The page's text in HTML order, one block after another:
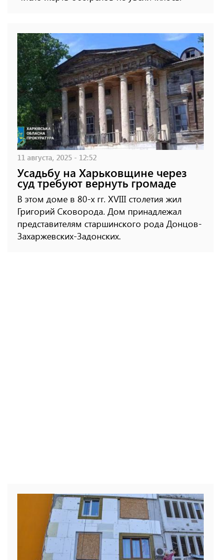
11 августа, 2025 - 12:52
Усадьбу на Харьковщине через
суд требуют вернуть громаде
В этом доме в 80-х гг. XVIII столетия жил
Григорий Сковорода. Дом принадлежал
представителям старшинского рода Донцов-
Захаржевских-Задонских.